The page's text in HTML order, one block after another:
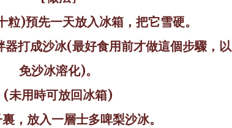
粒)預先一天放入冰箱，把它雪硬。
器打成沙冰(最好食用前才做這個步驟，以
免沙冰溶化)。
(未用時可放回冰箱)
，放入一層士多啤梨沙冰。